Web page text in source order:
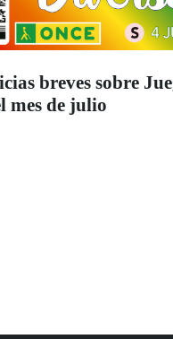
breves sobre
mes de julio